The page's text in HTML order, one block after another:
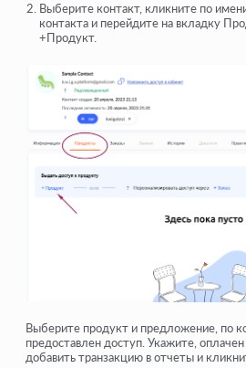
Выберите контакт, кликните по
контакта и перейдите на вкладку
+Продукт.
Выберите продукт и предложение, по
предоставлен доступ. Укажите,
добавить транзакцию в отчеты и